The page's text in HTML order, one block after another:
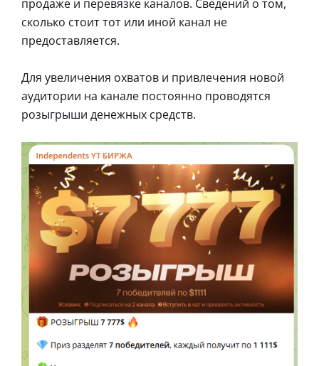
продаже и перевязке каналов. Сведений о том,
сколько стоит тот или иной канал не
предоставляется.
Для увеличения охватов и привлечения новой
аудитории на канале постоянно проводятся
розыгрыши денежных средств.